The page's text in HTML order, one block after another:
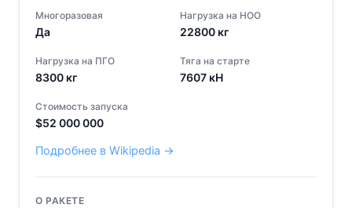
Многоразовая
Да
Нагрузка на НОО
22800 кг
Нагрузка на ПГО
8300 кг
Тяга на старте
7607 кН
Стоимость запуска
$52 000 000
Подробнее в Wikipedia →
О РАКЕТЕ